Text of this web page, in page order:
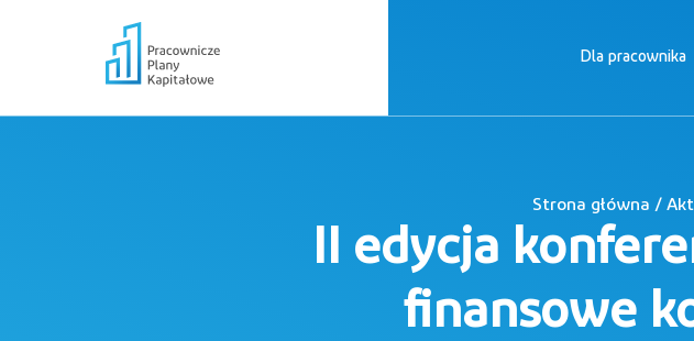
Dla pracownika
Strona główna /
II edycja
finansowe